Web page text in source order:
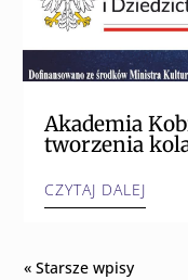
Akademia
tworzenia
CZYTAJ DALEJ
« Starsze wpisy